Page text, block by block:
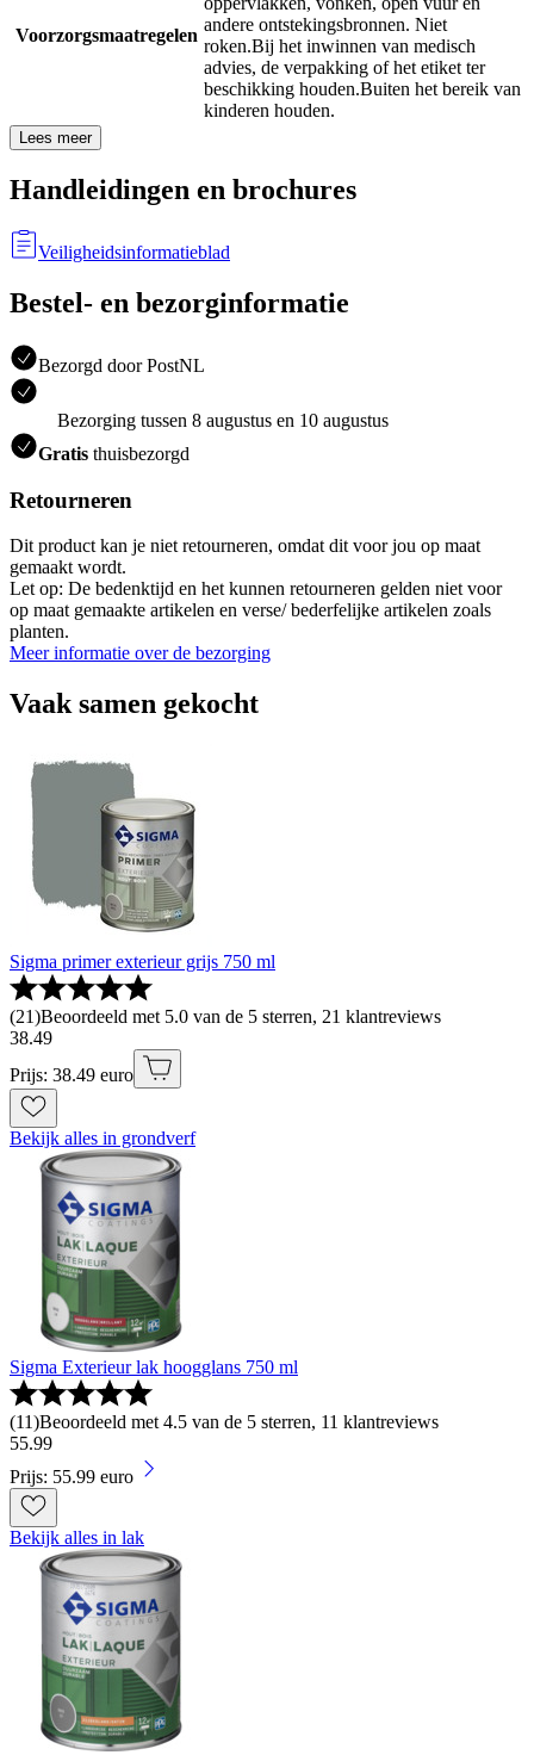
Voorzorgsmaatregelen
andere ontstekingsbronnen. Niet
roken.Bij het inwinnen van medisch
advies, de verpakking of het etiket ter
beschikking houden.Buiten het bereik van
kinderen houden.
Lees meer
Handleidingen en brochures
Veiligheidsinformatieblad
Bestel- en bezorginformatie
Bezorgd door PostNL
Bezorging tussen 8 augustus en 10 augustus
Gratis thuisbezorgd
Retourneren
Dit product kan je niet retourneren, omdat dit voor jou op maat
gemaakt wordt.
Let op: De bedenktijd en het kunnen retourneren gelden niet voor
op maat gemaakte artikelen en verse/ bederfelijke artikelen zoals
planten.
Meer informatie over de bezorging
Vaak samen gekocht
Sigma primer exterieur grijs 750 ml
(21)Beoordeeld met 5.0 van de 5 sterren, 21 klantreviews
38.49
Prijs: 38.49 euro
Bekijk alles in grondverf
Sigma Exterieur lak hoogglans 750 ml
(11)Beoordeeld met 4.5 van de 5 sterren, 11 klantreviews
55.99
Prijs: 55.99 euro
Bekijk alles in lak